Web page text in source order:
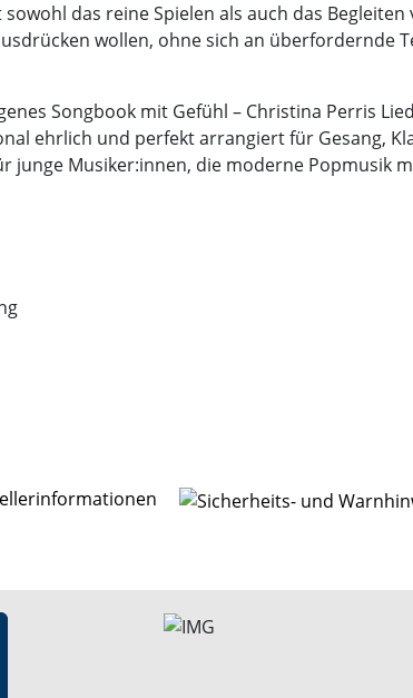
das reine Spielen als auch das Begleiten
wollen, ohne sich an überfordernde
Songbook mit Gefühl – Christina Perris
ehrlich und perfekt arrangiert für Gesang,
junge Musiker:innen, die moderne Popmusik